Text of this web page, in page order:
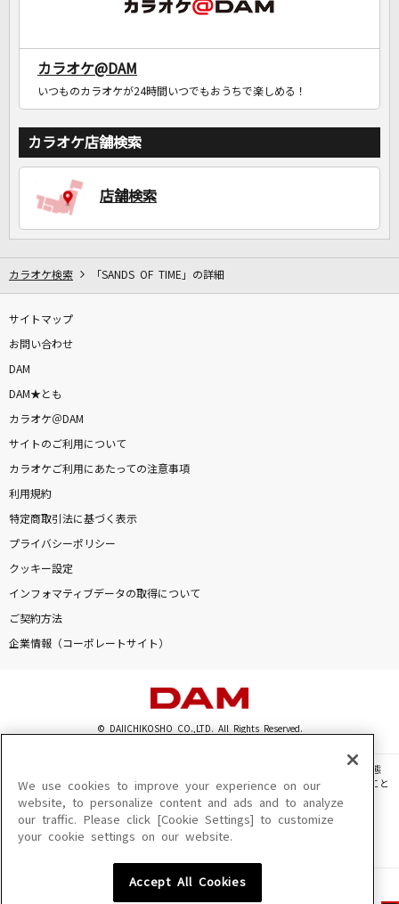
カラオケ@DAM
いつものカラオケが24時間いつでもおうちで楽しめる！
カラオケ店舗検索
店舗検索
カラオケ検索 「SANDS OF TIME」の詳細
サイトマップ
お問い合わせ
DAM
DAM★とも
カラオケ＠DAM
サイトのご利用について
カラオケご利用にあたっての注意事項
利用規約
特定商取引法に基づく表示
プライバシーポリシー
クッキー設定
インフォマティブデータの取得について
ご契約方法
企業情報（コーポレートサイト）
© DAIICHIKOSHO CO.,LTD. All Rights Reserved.
このサイトに掲載されている一切の文章・画像・写真・動画・音声等を、手段や形態
を問わず、著作権法の定める範囲を超えて無断で複製、転載、ファイル化などすること
を禁じます。
楽曲及びコンテンツは、機種によりご利用いただけない場合があります。
楽曲及びコンテンツの配信日、配信内容が変更になる場合があります。
We use cookies to improve your experience on our
website, to personalize content and ads and to analyze
our traffic. Please click [Cookie Settings] to customize
your cookie settings on our website.
Accept All Cookies